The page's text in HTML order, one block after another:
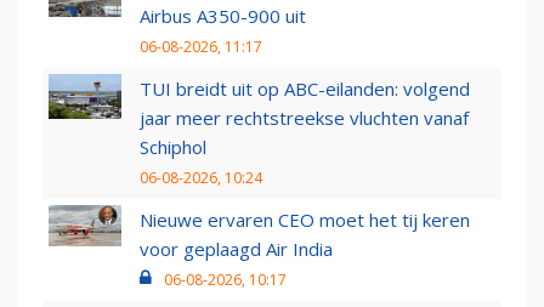
Airbus A350-900 uit
06-08-2026, 11:17
TUI breidt uit op ABC-eilanden: volgend
jaar meer rechtstreekse vluchten vanaf
Schiphol
06-08-2026, 10:24
Nieuwe ervaren CEO moet het tij keren
voor geplaagd Air India
06-08-2026, 10:17